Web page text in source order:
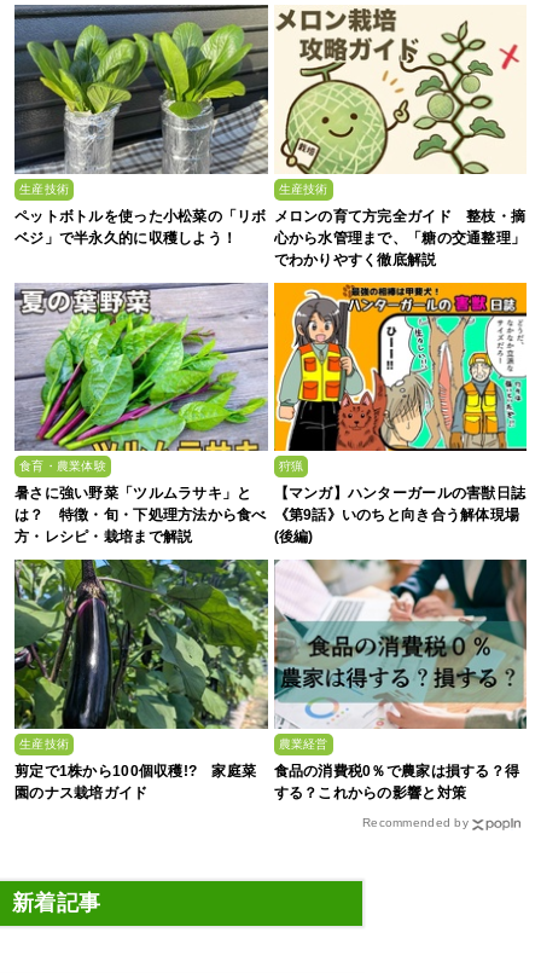
生産技術
ペットボトルを使った小松菜の「リボ
ベジ」で半永久的に収穫しよう！
生産技術
メロンの育て方完全ガイド 整枝・摘
心から水管理まで、「糖の交通整理」
でわかりやすく徹底解説
食育・農業体験
暑さに強い野菜「ツルムラサキ」と
は？ 特徴・旬・下処理方法から食べ
方・レシピ・栽培まで解説
狩猟
【マンガ】ハンターガールの害獣日誌
《第9話》いのちと向き合う解体現場
(後編)
生産技術
剪定で1株から100個収穫!? 家庭菜
園のナス栽培ガイド
農業経営
食品の消費税0％で農家は損する？得
する？これからの影響と対策
Recommended by
新着記事